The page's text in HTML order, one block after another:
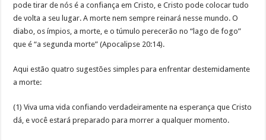
pode tirar de nós é a confiança em Cristo, e Cristo pode colocar tudo
de volta a seu lugar. A morte nem sempre reinará nesse mundo. O
diabo, os ímpios, a morte, e o túmulo perecerão no “lago de fogo”
que é “a segunda morte” (Apocalipse 20:14).
Aqui estão quatro sugestões simples para enfrentar destemidamente
a morte:
(1) Viva uma vida confiando verdadeiramente na esperança que Cristo
dá, e você estará preparado para morrer a qualquer momento.